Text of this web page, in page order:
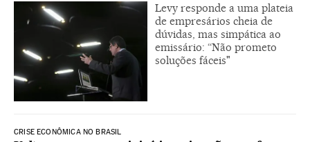
Levy responde a uma plateia
de empresários cheia de
dúvidas, mas simpática ao
emissário: “Não prometo
soluções fáceis"
CRISE ECONÔMICA NO BRASIL